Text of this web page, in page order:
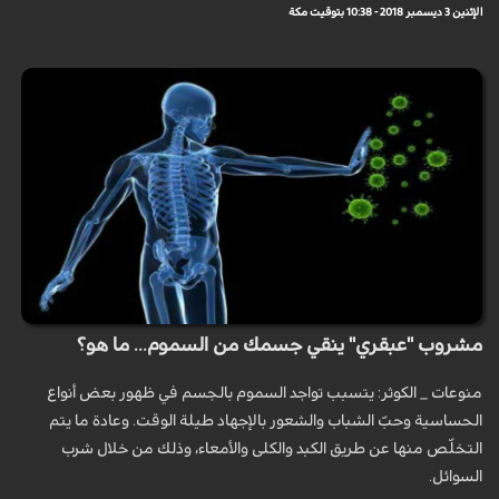
الإثنين 3 ديسمبر 2018 - 10:38 بتوقيت مكة
مشروب "عبقري" ينقي جسمك من السموم... ما هو؟
منوعات _ الكوثر: يتسبب تواجد السموم بالجسم في ظهور بعض أنواع
الحساسية وحبّ الشباب والشعور بالإجهاد طيلة الوقت. وعادة ما يتم
التخلّص منها عن طريق الكبد والكلى والأمعاء، وذلك من خلال شرب
السوائل.